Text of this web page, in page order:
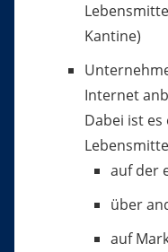
Kantine)
Internet
Dabei ist es
auf der
über
auf